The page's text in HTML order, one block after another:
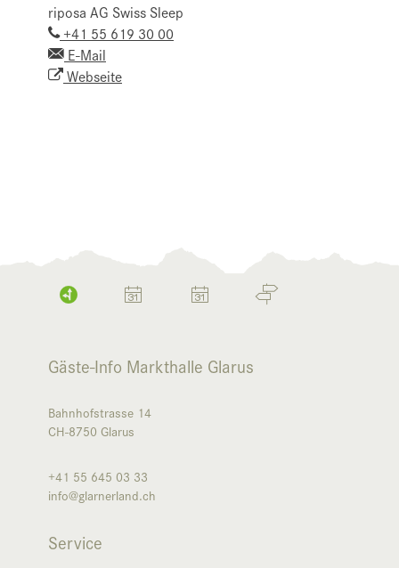
riposa AG Swiss Sleep
+41 55 619 30 00
E-Mail
Webseite
Gäste-Info Markthalle Glarus
Bahnhofstrasse 14
CH-8750 Glarus
+41 55 645 03 33
info@glarnerland.ch
Service